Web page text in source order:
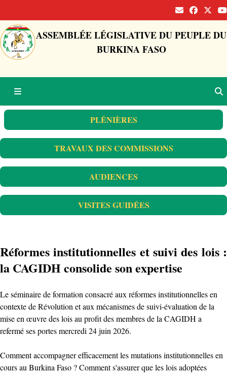
ASSEMBLÉE LÉGISLATIVE DU PEUPLE DU
BURKINA FASO
PLÉNIÈRES
TRAVAUX DES COMMISSIONS
AUDIENCES
VISITES GUIDÉES
Réformes institutionnelles et suivi des lois :
la CAGIDH consolide son expertise
Le séminaire de formation consacré aux réformes institutionnelles en
contexte de Révolution et aux mécanismes de suivi-évaluation de la
mise en œuvre des lois au profit des membres de la CAGIDH a
refermé ses portes mercredi 24 juin 2026.
Comment accompagner efficacement les mutations institutionnelles en
cours au Burkina Faso ? Comment s'assurer que les lois adoptées